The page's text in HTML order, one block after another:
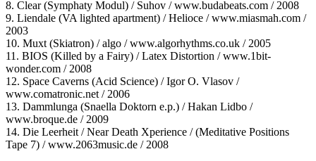
8. Clear (Symphaty Modul) / Suhov / www.budabeats.com / 2008
9. Liendale (VA lighted apartment) / Helioce / www.miasmah.com /
2003
10. Muxt (Skiatron) / algo / www.algorhythms.co.uk / 2005
11. BIOS (Killed by a Fairy) / Latex Distortion / www.1bit-
wonder.com / 2008
12. Space Caverns (Acid Science) / Igor O. Vlasov /
www.comatronic.net / 2006
13. Dammlunga (Snaella Doktorn e.p.) / Hakan Lidbo /
www.broque.de / 2009
14. Die Leerheit / Near Death Xperience / (Meditative Positions
Tape 7) / www.2063music.de / 2008